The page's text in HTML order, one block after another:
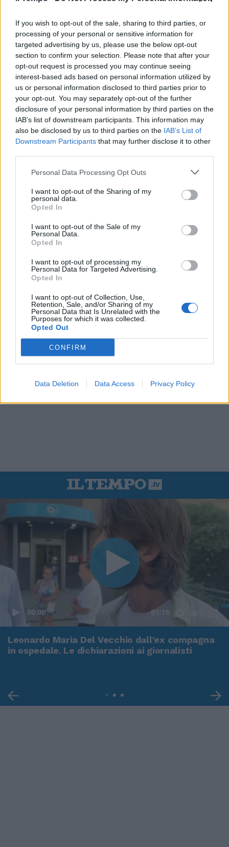
If you wish to opt-out of the sale, sharing to third parties, or
processing of your personal or sensitive information for
targeted advertising by us, please use the below opt-out
section to confirm your selection. Please note that after your
opt-out request is processed you may continue seeing
interest-based ads based on personal information utilized by
us or personal information disclosed to third parties prior to
your opt-out. You may separately opt-out of the further
disclosure of your personal information by third parties on the
IAB’s list of downstream participants. This information may
also be disclosed by us to third parties on the IAB’s List of
Downstream Participants that may further disclose it to other
Personal Data Processing Opt Outs
I want to opt-out of the Sharing of my
personal data.
Opted In
I want to opt-out of the Sale of my
Personal Data.
Opted In
I want to opt-out of processing my
Personal Data for Targeted Advertising.
Opted In
I want to opt-out of Collection, Use,
Retention, Sale, and/or Sharing of my
Personal Data that Is Unrelated with the
Purposes for which it was collected.
Opted Out
CONFIRM
Data Deletion Data Access Privacy Policy
00:00 01:16
Leonardo Maria Del Vecchio dall'ex compagna
in ospedale. Le dichiarazioni ai giornalisti